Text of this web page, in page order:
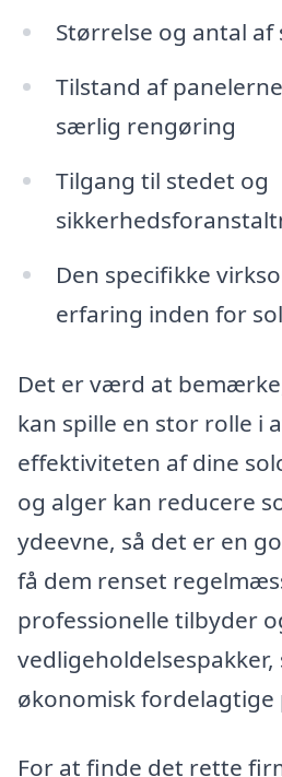
Størrelse og antal af
Tilstand af
særlig rengøring
Tilgang til stedet og
Den specifikke
erfaring inden for
Det er værd at
kan spille en stor rolle i
effektiviteten af dine
og alger kan reducere
ydeevne, så det er en
få dem renset
professionelle tilbyder
økonomisk fordelagtige
For at finde det rette